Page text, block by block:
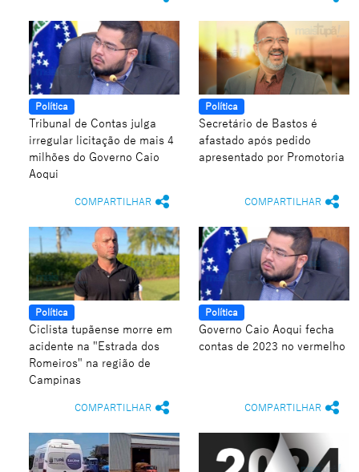
Política
Tribunal de Contas julga
irregular licitação de mais 4
milhões do Governo Caio
Aoqui
COMPARTILHAR
Política
Secretário de Bastos é
afastado após pedido
apresentado por Promotoria
COMPARTILHAR
Política
Ciclista tupãense morre em
acidente na "Estrada dos
Romeiros" na região de
Campinas
COMPARTILHAR
Política
Governo Caio Aoqui fecha
contas de 2023 no vermelho
COMPARTILHAR